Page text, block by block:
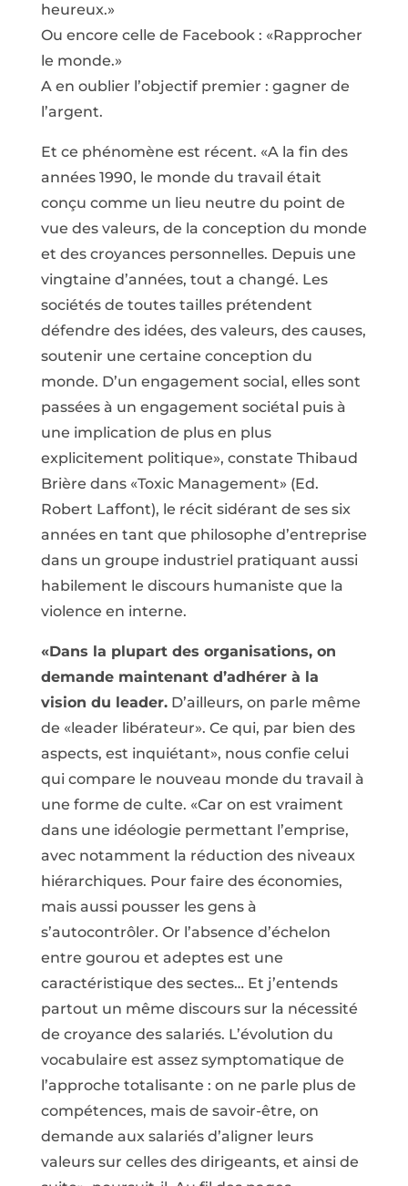
heureux.»
Ou encore celle de Facebook : «Rapprocher
le monde.»
A en oublier l’objectif premier : gagner de
l’argent.
Et ce phénomène est récent. «A la fin des
années 1990, le monde du travail était
conçu comme un lieu neutre du point de
vue des valeurs, de la conception du monde
et des croyances personnelles. Depuis une
vingtaine d’années, tout a changé. Les
sociétés de toutes tailles prétendent
défendre des idées, des valeurs, des causes,
soutenir une certaine conception du
monde. D’un engagement social, elles sont
passées à un engagement sociétal puis à
une implication de plus en plus
explicitement politique», constate Thibaud
Brière dans «Toxic Management» (Ed.
Robert Laffont), le récit sidérant de ses six
années en tant que philosophe d’entreprise
dans un groupe industriel pratiquant aussi
habilement le discours humaniste que la
violence en interne.
«Dans la plupart des organisations, on
demande maintenant d’adhérer à la
vision du leader.D’ailleurs, on parle même
de «leader libérateur». Ce qui, par bien des
aspects, est inquiétant», nous confie celui
qui compare le nouveau monde du travail à
une forme de culte. «Car on est vraiment
dans une idéologie permettant l’emprise,
avec notamment la réduction des niveaux
hiérarchiques. Pour faire des économies,
mais aussi pousser les gens à
s’autocontrôler. Or l’absence d’échelon
entre gourou et adeptes est une
caractéristique des sectes… Et j’entends
partout un même discours sur la nécessité
de croyance des salariés. L’évolution du
vocabulaire est assez symptomatique de
l’approche totalisante : on ne parle plus de
compétences, mais de savoir-être, on
demande aux salariés d’aligner leurs
valeurs sur celles des dirigeants, et ainsi de